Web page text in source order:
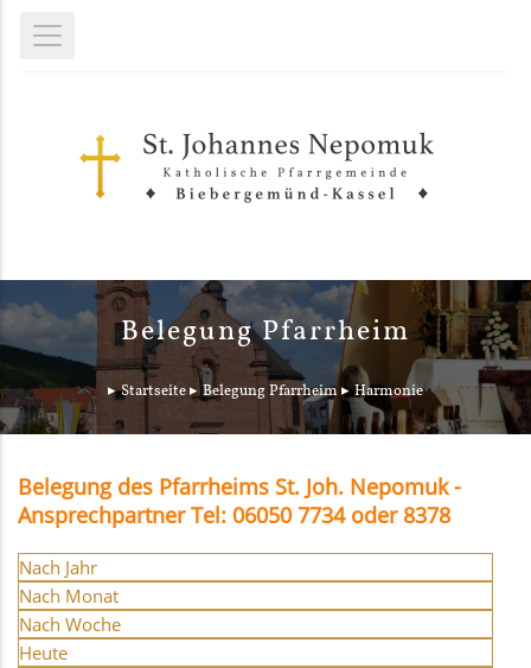
Belegung Pfarrheim
Startseite Belegung Pfarrheim Harmonie
Belegung des Pfarrheims St. Joh. Nepomuk -
Ansprechpartner Tel: 06050 7734 oder 8378
Nach Jahr
Nach Monat
Nach Woche
Heute